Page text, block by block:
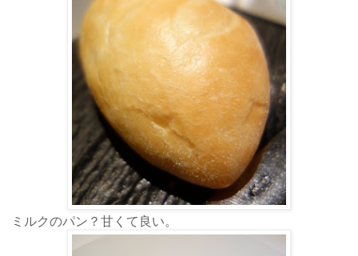
ミルクのパン？甘くて良い。